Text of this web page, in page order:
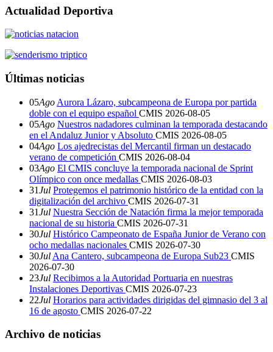
Actualidad Deportiva
Últimas noticias
05Ago Aurora Lázaro, subcampeona de Europa por partida
doble con el equipo español CMIS 2026-08-05
05Ago Nuestros nadadores culminan la temporada destacando
en el Andaluz Junior y Absoluto CMIS 2026-08-05
04Ago Los ajedrecistas del Mercantil firman un destacado
verano de competición CMIS 2026-08-04
03Ago El CMIS concluye la temporada nacional de Sprint
Olímpico con once medallas CMIS 2026-08-03
31Jul Protegemos el patrimonio histórico de la entidad con la
digitalización del archivo CMIS 2026-07-31
31Jul Nuestra Sección de Natación firma la mejor temporada
nacional de su historia CMIS 2026-07-31
30Jul Histórico Campeonato de España Junior de Verano con
ocho medallas nacionales CMIS 2026-07-30
30Jul Ana Cantero, subcampeona de Europa Sub23 CMIS
2026-07-30
23Jul Recibimos a la Autoridad Portuaria en nuestras
Instalaciones Deportivas CMIS 2026-07-23
22Jul Horarios para actividades dirigidas del gimnasio del 3 al
16 de agosto CMIS 2026-07-22
Archivo de noticias